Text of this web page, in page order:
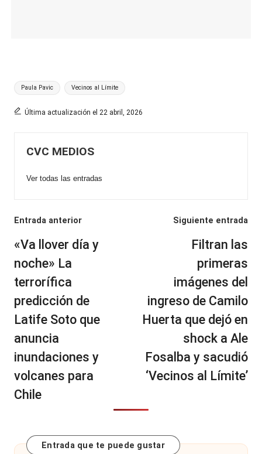
Etiquetas:
Paula Pavic Vecinos al Límite
Última actualización el 22 abril, 2026
CVC MEDIOS
Ver todas las entradas
Navegación
de
entradas
Entrada anterior
«Va llover día y
noche» La
terrorífica
predicción de
Latife Soto que
anuncia
inundaciones y
volcanes para
Chile
Siguiente entrada
Filtran las
primeras
imágenes del
ingreso de Camilo
Huerta que dejó en
shock a Ale
Fosalba y sacudió
‘Vecinos al Límite’
Entrada que te puede gustar